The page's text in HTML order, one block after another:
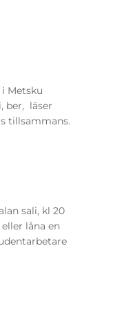
Metsku
ber, läser
tillsammans.
sali, kl 20
låna en